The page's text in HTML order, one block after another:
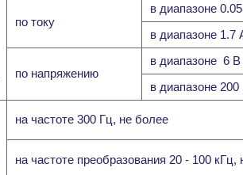
по току
в диапазоне
в диапазоне 1.7
по напряжению
в диапазоне 6
в диапазоне
на частоте 300 Гц, не более
на частоте преобразования 20 - 100 кГц,